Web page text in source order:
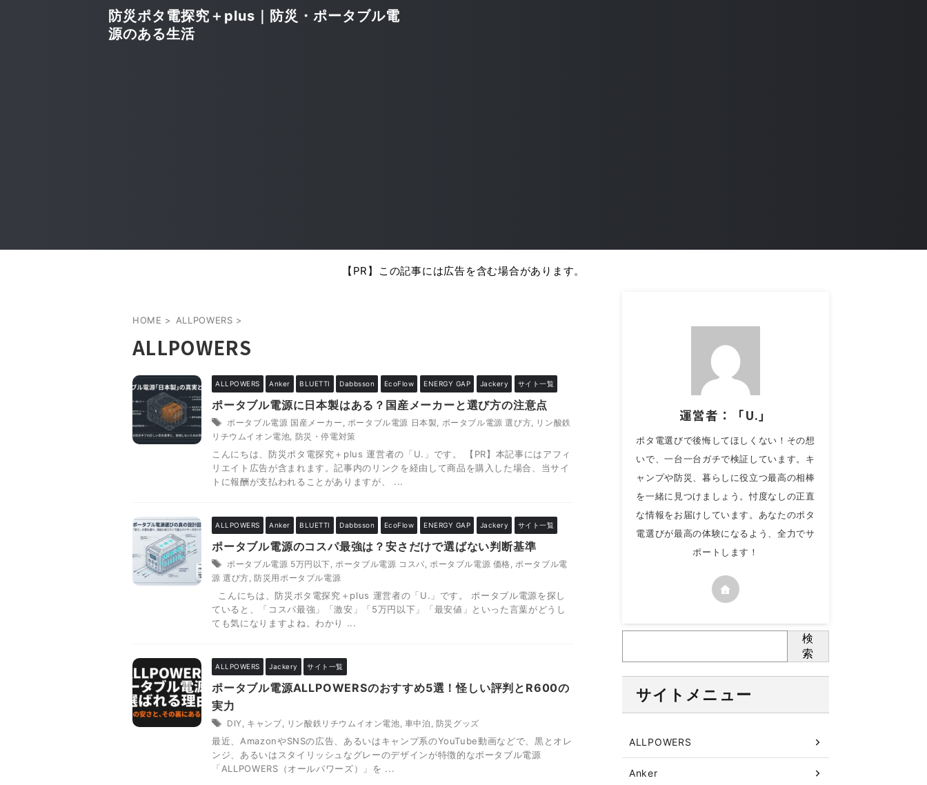
防災ポタ電探究＋plus｜防災・ポータブル電
源のある生活
【PR】この記事には広告を含む場合があります。
HOME > ALLPOWERS >
ALLPOWERS
ALLPOWERS Anker BLUETTI Dabbsson EcoFlow ENERGY GAP Jackery サイト一覧
ポータブル電源に日本製はある？国産メーカーと選び方の注意点
ポータブル電源 国産メーカー , ポータブル電源 日本製, ポータブル電源 選び方, リン酸鉄
リチウムイオン電池, 防災・停電対策
こんにちは、防災ポタ電探究＋plus 運営者の「U.」です。 【PR】本記事にはアフィ
リエイト広告が含まれます。記事内のリンクを経由して商品を購入した場合、当サイ
トに報酬が支払われることがありますが、 ...
ALLPOWERS Anker BLUETTI Dabbsson EcoFlow ENERGY GAP Jackery サイト一覧
ポータブル電源のコスパ最強は？安さだけで選ばない判断基準
ポータブル電源 5万円以下,ポータブル電源 コスパ,ポータブル電源 価格 ,ポータブル電
源 選び方,防災用ポータブル電源
こんにちは、防災ポタ電探究＋plus 運営者の「U.」です。 ポータブル電源を探し
ていると、「コスパ最強」「激安」「5万円以下」「最安値」といった言葉がどうし
ても気になりますよね。わかり ...
ALLPOWERS Jackery サイト一覧
ポータブル電源ALLPOWERSのおすすめ5選！怪しい評判とR600の
実力
DIY, キャンプ, リン酸鉄リチウムイオン電池, 車中泊 , 防災グッズ
最近、AmazonやSNSの広告、あるいはキャンプ系のYouTube動画などで、黒とオレ
ンジ、あるいはスタイリッシュなグレーのデザインが特徴的なポータブル電源
「ALLPOWERS（オールパワーズ）」を ...
運営者：「U.」
ポタ電選びで後悔してほしくない！その想
いで、一台一台ガチで検証しています。キ
ャンプや防災、暮らしに役立つ最高の相棒
を一緒に見つけましょう。忖度なしの正直
な情報をお届けしています。あなたのポタ
電選びが最高の体験になるよう、全力でサ
ポートします！
検
索
サイトメニュー
ALLPOWERS
Anker